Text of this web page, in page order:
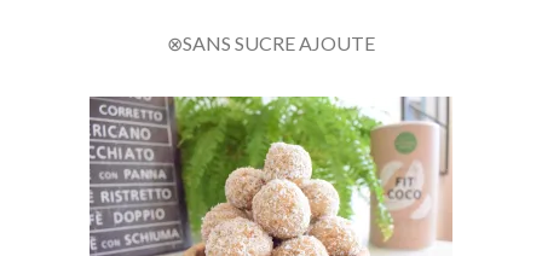
⊗SANS SUCRE AJOUTE